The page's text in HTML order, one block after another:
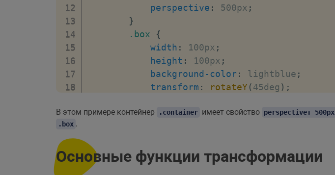
perspective : 500px ;
}
.box
{
width : 100px ;
height : 100px ;
background-color : lightblue ;
transform : rotateY(45deg ) ;
}
</
<body>
class container
В этом примере контейнер .container имеет свойство perspective: 500px
.box .
Основные функции трансформации